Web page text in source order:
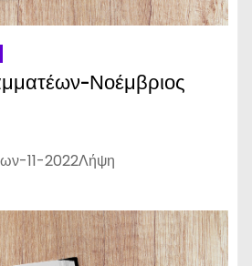
Νοέμβριος
11-2022Λήψη